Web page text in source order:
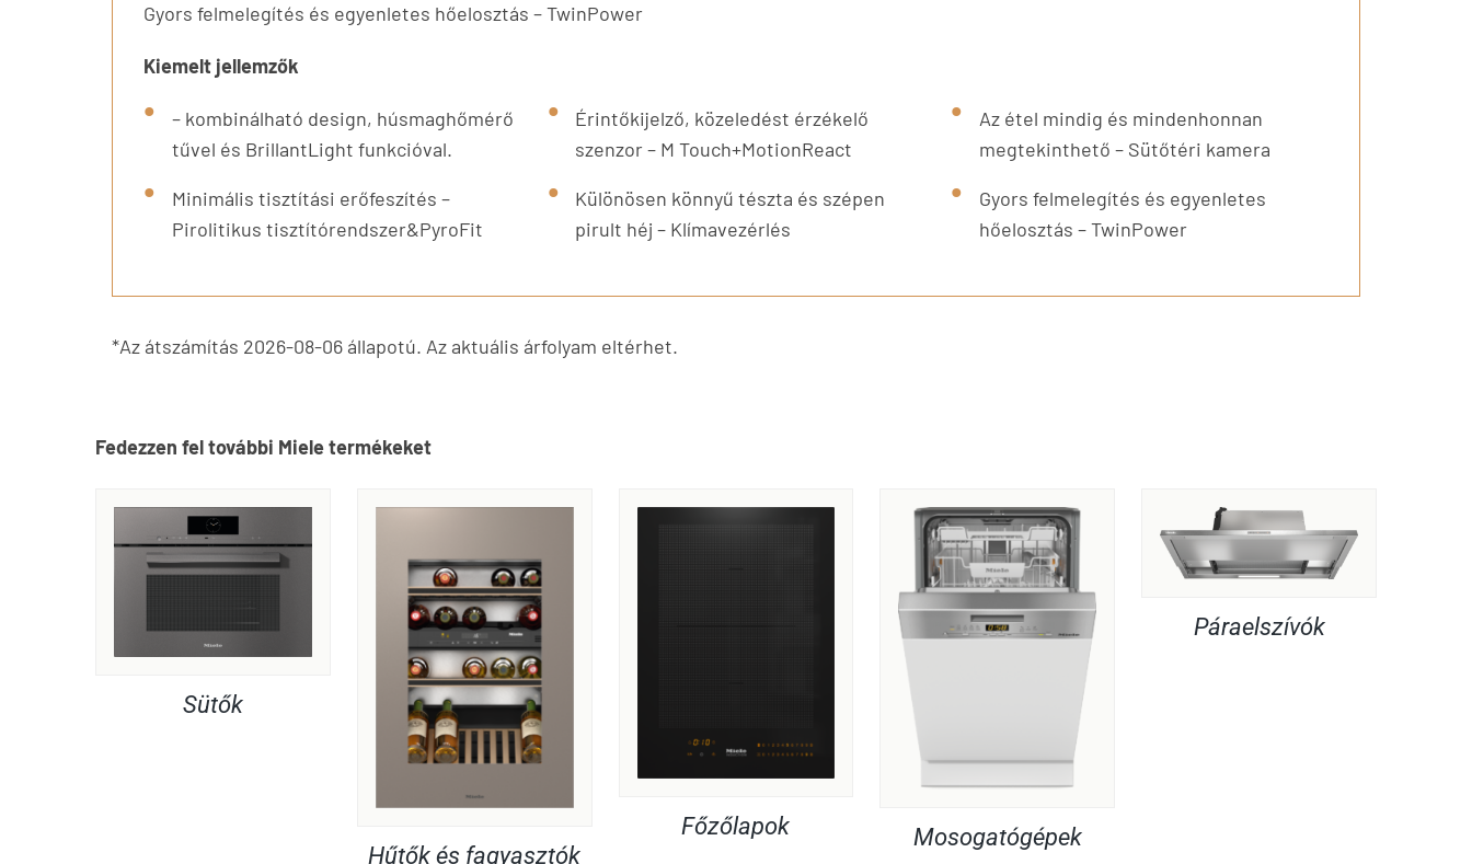
Gyors felmelegítés és egyenletes hőelosztás – TwinPower
Kiemelt jellemzők
– kombinálható design, húsmaghőmérő
tűvel és BrillantLight funkcióval.
Érintőkijelző, közeledést érzékelő
szenzor – M Touch+MotionReact
Az étel mindig és mindenhonnan
megtekinthető – Sütőtéri kamera
Minimális tisztítási erőfeszítés –
Pirolitikus tisztítórendszer&PyroFit
Különösen könnyű tészta és szépen
pirult héj – Klímavezérlés
Gyors felmelegítés és egyenletes
hőelosztás – TwinPower
*Az átszámítás 2026-08-06 állapotú. Az aktuális árfolyam eltérhet.
Fedezzen fel további Miele termékeket
Sütők
Hűtők és fagyasztók
Főzőlapok Mosogatógépek
Páraelszívók